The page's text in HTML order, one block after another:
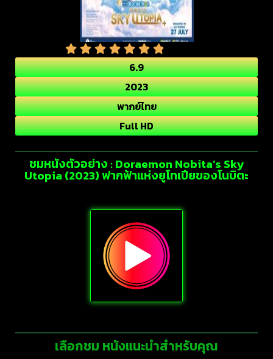
6.9
2023
พากย์ไทย
Full HD
ชมหนังตัวอย่าง : Doraemon Nobita’s Sky
Utopia (2023) ฟากฟ้าแห่งยูโทเปียของโนบิตะ
เลือกชม หนังแนะนำสำหรับคุณ